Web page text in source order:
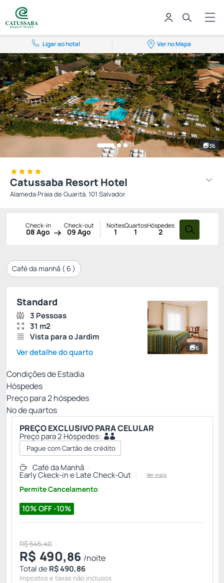
Ligar ao hotel Ver no Mapa
36
Catussaba Resort Hotel
Alameda Praia de Guaritá, 101 Salvador
Check-in
08 Ago
Check-out
09 Ago
Noites
1
Quartos
1
Hóspedes
2
Café da manhã ( 6 )
6
Standard
3 Pessoas
31 m2
Vista para o Jardim
Ver detalhe do quarto
Condições de Estadia
Hóspedes
Preço para2hóspedes
Nº de quartos
PREÇO EXCLUSIVO PARA CELULAR
Preço para 2 Hóspedes:
Pague com Cartão de crédito
10% OFF -10%
Café da Manhã
Early Ckeck-in e Late Check-Out Ver mais
Permite Cancelamento
R$ 545,40
R$ 490,86 /noite
Total deR$ 490,86
Impostos e taxas não inclusos